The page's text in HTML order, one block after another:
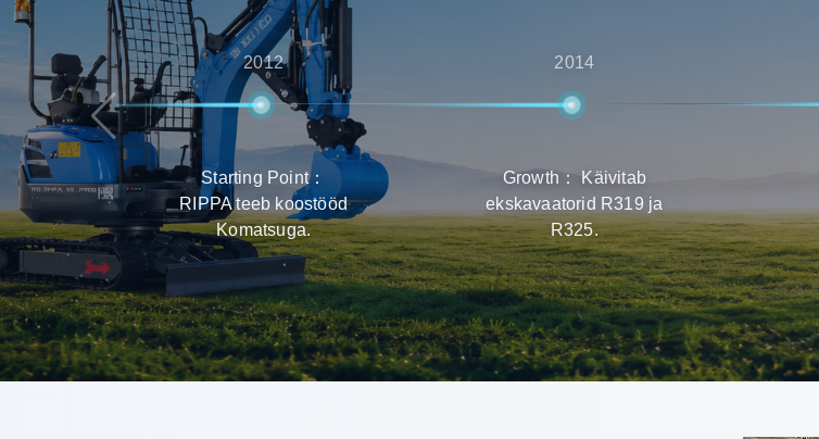
2012
Starting Point：
RIPPA teeb koostööd
Komatsuga.
2014
Growth： Käivitab
ekskavaatorid R319 ja
R325.